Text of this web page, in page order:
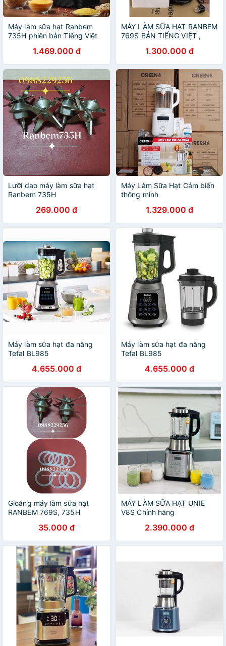
Máy làm sữa hạt Ranbem
735H phiên bản Tiếng Việt
làm sữa hạt1.469.000 đ
MÁY LÀM SỮA HẠT RANBEM
769S BẢN TIẾNG VIỆT ,
1.300.000 đ
Lưỡi dao máy làm sữa hạt
Ranbem 735H
269.000 đ
Máy Làm Sữa Hạt Cảm biến
thông minh
1.329.000 đ
Máy làm sữa hạt đa năng
Tefal BL985
4.655.000 đ
Máy làm sữa hạt đa năng
Tefal BL985
4.655.000 đ
Gioăng máy làm sữa hạt
RANBEM 769S, 735H
35.000 đ
MÁY LÀM SỮA HẠT UNIE
V8S Chính hãng
2.390.000 đ